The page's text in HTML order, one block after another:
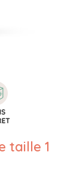
taille 1